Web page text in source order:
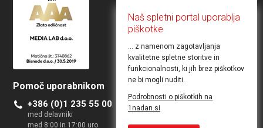
Pomoč uporabnikom
+386 (0)1 235 55 00
med delavniki
med 8:00 in 17:00 uro
Želite objaviti ponudbo
Kontakt za poslovne uporabnike
Naš spletni portal uporablja
piškotke
... z namenom zagotavljanja
kvalitetne spletne storitve in
funkcionalnosti, ki jih brez piškotkov
ne bi mogli nuditi.
Podrobnosti o piškotkih na
1nadan.si